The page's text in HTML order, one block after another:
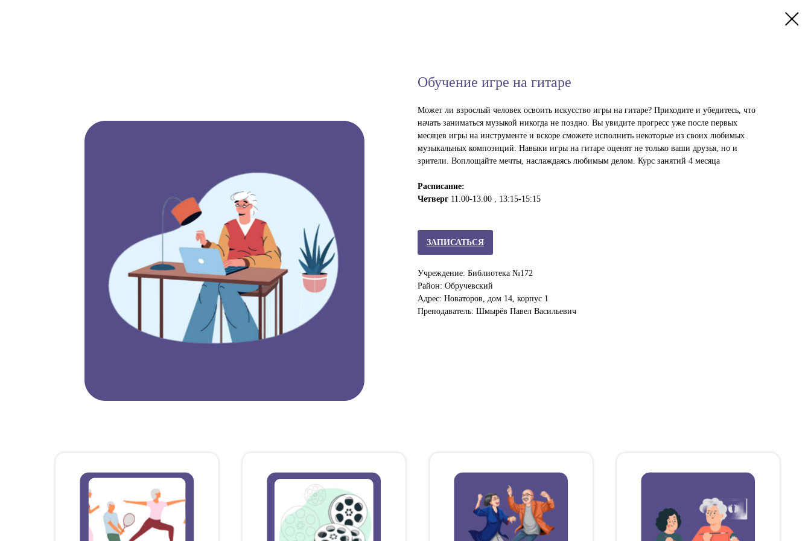
Обучение игре на гитаре
Может ли взрослый человек освоить искусство игры на гитаре? Приходите и убедитесь, что
начать заниматься музыкой никогда не поздно. Вы увидите прогресс уже после первых
месяцев игры на инструменте и вскоре сможете исполнить некоторые из своих любимых
музыкальных композиций. Навыки игры на гитаре оценят не только ваши друзья, но и
зрители. Воплощайте мечты, наслаждаясь любимым делом. Курс занятий 4 месяца
Расписание:
Четверг 11.00-13.00 , 13:15-15:15
ЗАПИСАТЬСЯ
Учреждение: Библиотека №172
Район: Обручевский
Адрес: Новаторов, дом 14, корпус 1
Преподаватель: Шмырёв Павел Васильевич